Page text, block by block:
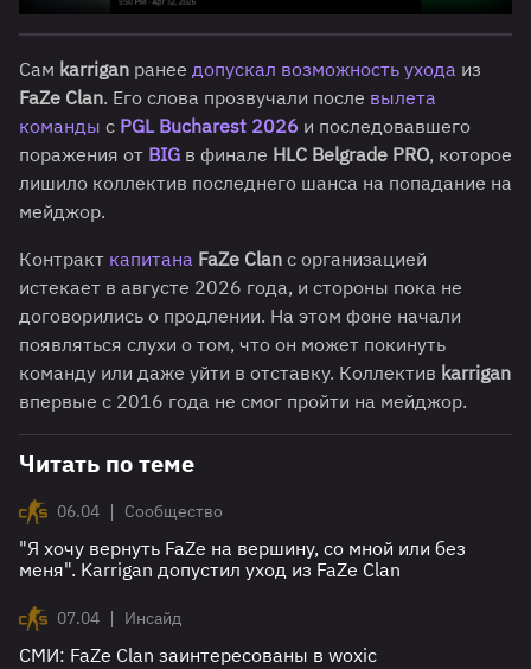
Сам karrigan ранее допускал возможность ухода из
FaZe Clan. Его слова прозвучали после вылета
команды с PGL Bucharest 2026 и последовавшего
поражения от BIG в финале HLC Belgrade PRO, которое
лишило коллектив последнего шанса на попадание на
мейджор.
Контракт капитана FaZe Clan с организацией
истекает в августе 2026 года, и стороны пока не
договорились о продлении. На этом фоне начали
появляться слухи о том, что он может покинуть
команду или даже уйти в отставку. Коллектив karrigan
впервые с 2016 года не смог пройти на мейджор.
Читать по теме
06.04 | Сообщество
"Я хочу вернуть FaZe на вершину, со мной или без
меня". Karrigan допустил уход из FaZe Clan
07.04 | Инсайд
СМИ: FaZe Clan заинтересованы в woxic